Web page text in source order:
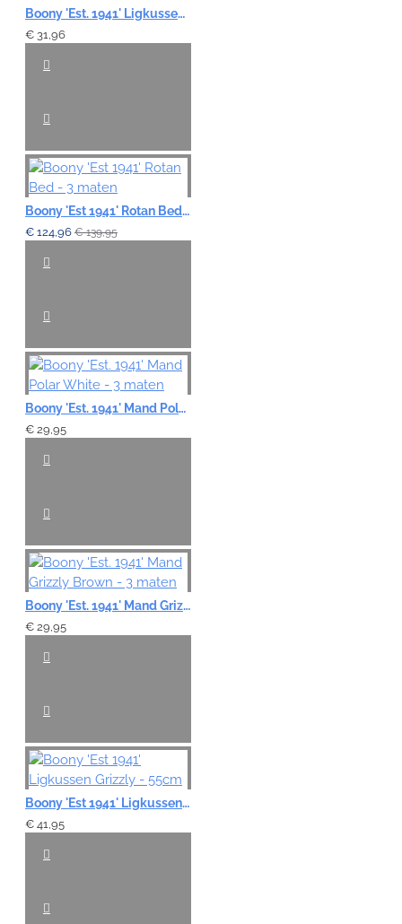
Boony 'Est. 1941' Ligkussen Basic - Brown 3 maten
€ 31,96
Boony 'Est 1941' Rotan Bed - 3 maten
€ 124,96 € 139,95
Boony 'Est. 1941' Mand Polar White - 3 maten
€ 29,95
Boony 'Est. 1941' Mand Grizzly Brown - 3 maten
€ 29,95
Boony 'Est 1941' Ligkussen Grizzly - 55cm
€ 41,95